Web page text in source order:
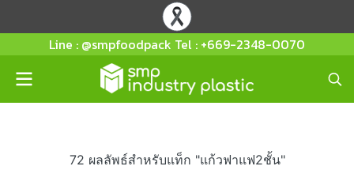
Line : @smpfoodpack Tel : +669-2348-0070
72 ผลลัพธ์สำหรับแท็ก "แก้วฟาแฟ2ชั้น"